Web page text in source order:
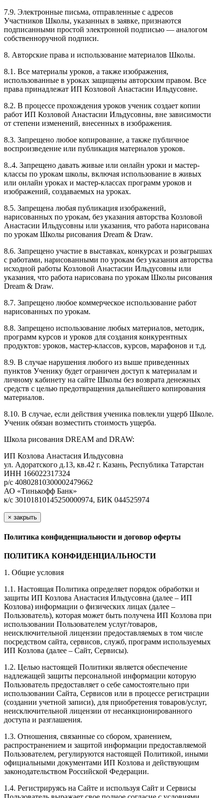
7.9. Электронные письма, отправленные с адресов
Участников Школы, указанных в заявке, признаются
подписанными простой электронной подписью — аналогом
собственноручной подписи.
8. Авторские права и использование материалов Школы.
8.1. Все материалы уроков, а также изображения,
использованные в уроках защищены авторским правом. Все
права принадлежат ИП Козловой Анастасии Ильдусовне.
8.2. В процессе прохождения уроков ученик создает копии
работ ИП Козловой Анастасии Ильдусовны, вне зависимости
от степени изменений, внесенных в изображения.
8.3. Запрещено любое копирование, а также публичное
воспроизведение или публикация материалов уроков.
8..4. Запрещено давать живые или онлайн уроки и мастер-
классы по урокам школы, включая использование в живых
или онлайн уроках и мастер-классах программ уроков и
изображений, создаваемых на уроках.
8.5. Запрещена любая публикация изображений,
нарисованных по урокам, без указания авторства Козловой
Анастасии Ильдусовны или указания, что работа нарисована
по урокам Школы рисования Dream & Draw.
8.6. Запрещено участие в выставках, конкурсах и розыгрышах
с работами, нарисованными по урокам без указания авторства
исходной работы Козловой Анастасии Ильдусовны или
указания, что работа нарисована по урокам Школы рисования
Dream & Draw.
8.7. Запрещено любое коммерческое использование работ
нарисованных по урокам.
8.8. Запрещено использование любых материалов, методик,
программ курсов и уроков для создания конкурентных
продуктов: уроков, мастер-классов, курсов, марафонов и т.д.
8.9. В случае нарушения любого из выше приведенных
пунктов Ученику будет ограничен доступ к материалам и
личному кабинету на сайте Школы без возврата денежных
средств с целью предотвращения дальнейшего копирования
материалов.
8.10. В случае, если действия ученика повлекли ущерб Школе.
Ученик обязан возместить стоимость ущерба.
Школа рисования DREAM and DRAW:
ИП Козлова Анастасия Ильдусовна
ул. Адоратского д.13, кв.42 г. Казань, Республика Татарстан
ИНН 166022317324
р/с 40802810300002479662
АО «Тинькофф Банк»
к/с 30101810145250000974, БИК 044525974
× закрыть
Политика конфиденциальности и договор оферты
ПОЛИТИКА КОНФИДЕНЦИАЛЬНОСТИ
1. Общие условия
1.1. Настоящая Политика определяет порядок обработки и
защиты ИП Козлова Анастасия Ильдусовна (далее – ИП
Козлова) информации о физических лицах (далее –
Пользователь), которая может быть получена ИП Козлова при
использовании Пользователем услуг/товаров,
неисключительной лицензии предоставляемых в том числе
посредством сайта, сервисов, служб, программ используемых
ИП Козлова (далее – Сайт, Сервисы).
1.2. Целью настоящей Политики является обеспечение
надлежащей защиты персональной информации которую
Пользователь предоставляет о себе самостоятельно при
использовании Сайта, Сервисов или в процессе регистрации
(создании учетной записи), для приобретения товаров/услуг,
неисключительной лицензии от несанкционированного
доступа и разглашения.
1.3. Отношения, связанные со сбором, хранением,
распространением и защитой информации предоставляемой
Пользователем, регулируются настоящей Политикой, иными
официальными документами ИП Козловa и действующим
законодательством Российской Федерации.
1.4. Регистрируясь на Сайте и используя Сайт и Сервисы